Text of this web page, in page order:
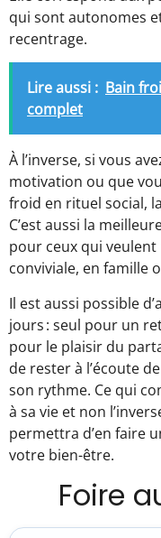
qui sont autonomes
recentrage.
Lire aussi : Bain
complet
À l’inverse, si vous
motivation ou que
froid en rituel social,
C’est aussi la
pour ceux qui
conviviale, en famille
Il est aussi possible
jours : seul pour un
pour le plaisir du
de rester à l’écoute
son rythme. Ce qui
à sa vie et non
permettra d’en faire
votre bien-être.
Foire